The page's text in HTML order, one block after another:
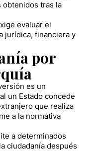
obtenidos tras la
evaluar el
jurídica, financiera y
por
es un
un Estado concede
que realiza
a la normativa
a determinados
ciudadanía después